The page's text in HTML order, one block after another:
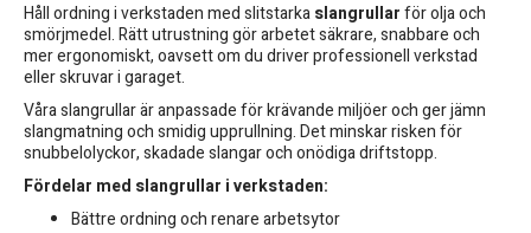
Håll ordning i verkstaden med slitstarkaslangrullarför olja och
smörjmedel. Rätt utrustning gör arbetet säkrare, snabbare och
mer ergonomiskt, oavsett om du driver professionell verkstad
eller skruvar i garaget.
Våra slangrullar är anpassade för krävande miljöer och ger jämn
slangmatning och smidig upprullning. Det minskar risken för
snubbelolyckor, skadade slangar och onödiga driftstopp.
Fördelar med slangrullar i verkstaden:
Bättre ordning och renare arbetsytor